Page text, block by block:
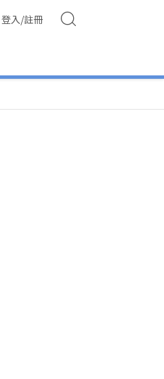
登入/註冊